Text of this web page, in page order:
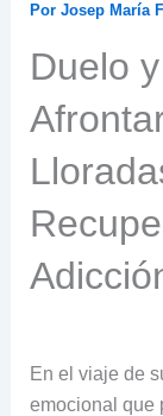
Por Josep María
Duelo
En el viaje de
emocional que